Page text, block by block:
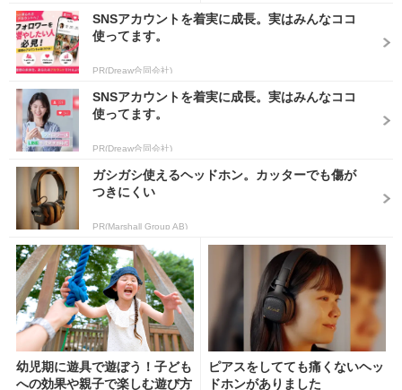
SNSアカウントを着実に成長。実はみんなココ
使ってます。
PR(Dreaw合同会社)
SNSアカウントを着実に成長。実はみんなココ
使ってます。
PR(Dreaw合同会社)
ガシガシ使えるヘッドホン。カッターでも傷が
つきにくい
PR(Marshall Group AB)
幼児期に遊具で遊ぼう！子ども
への効果や親子で楽しむ遊び方
ピアスをしてても痛くないヘッ
ドホンがありました